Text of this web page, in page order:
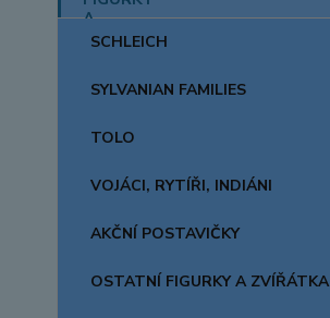
SCHLEICH
SYLVANIAN FAMILIES
TOLO
VOJÁCI, RYTÍŘI, INDIÁNI
AKČNÍ POSTAVIČKY
OSTATNÍ FIGURKY A ZVÍŘÁTKA